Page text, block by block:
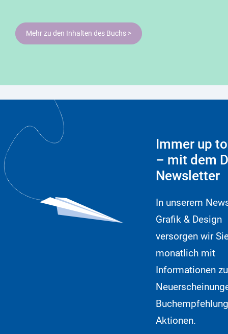
Mehr zu den Inhalten des Buchs >
Immer up
– mit dem
Newsletter
In unserem
Grafik & Design
versorgen wir
monatlich mit
Informationen zu
Aktionen.